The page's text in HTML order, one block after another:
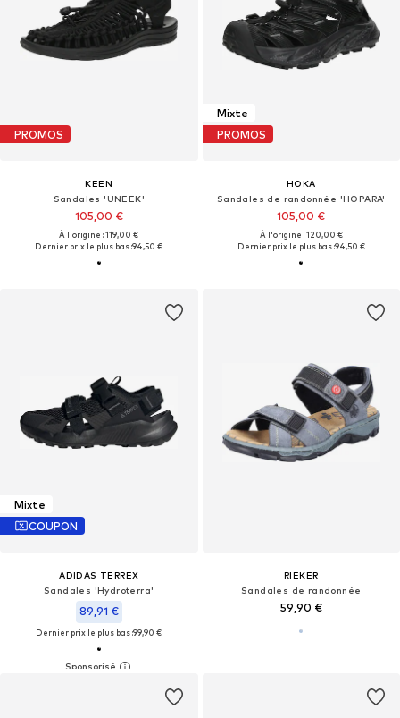
PROMOS
KEEN
Sandales 'UNEEK'
105,00 €
À l'origine : 119,00 €
Dernier prix le plus bas :94,50 €
Mixte
PROMOS
HOKA
Sandales de randonnée 'HOPARA'
105,00 €
À l'origine : 120,00 €
Dernier prix le plus bas :94,50 €
Mixte
COUPON
ADIDAS TERREX
Sandales 'Hydroterra'
89,91 €
Dernier prix le plus bas :99,90 €
RIEKER
Sandales de randonnée
59,90 €